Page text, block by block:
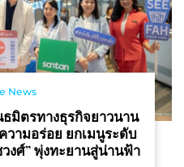
News
ธมิตรทางธุรกิจยาวนาน
วามอร่อย ยกเมนูระดับ
งศ์” พุ่งทะยานสู่น่านฟ้า